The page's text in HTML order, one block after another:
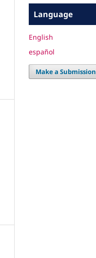
Language
English
español
Make a Submission